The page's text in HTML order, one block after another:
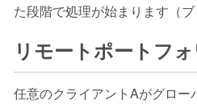
た段階で処理が始まります（ブ
リモートポートフ
任意のクライアントAがグロー